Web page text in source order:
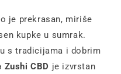
je prekrasan, miriše
kupke u sumrak.
s tradicijama i dobrim
Zushi CBD je izvrstan